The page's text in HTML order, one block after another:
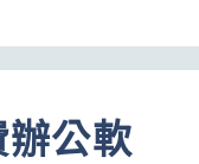
公軟